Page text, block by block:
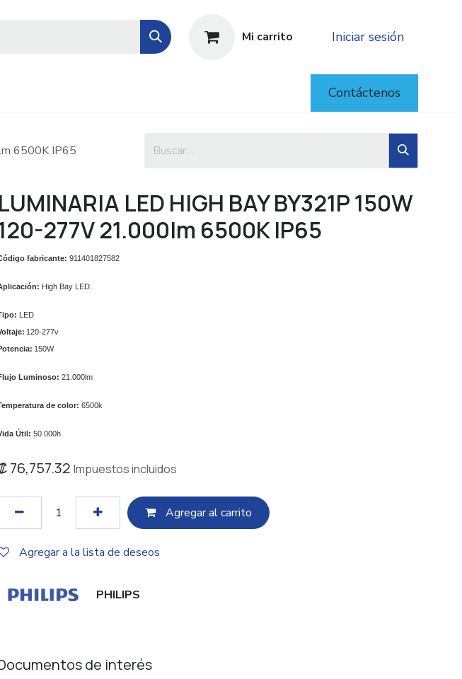
Mi carrito
Iniciar sesión
Contáctenos
6500K IP65
LUMINARIA LED HIGH BAY BY321P 150W
277V 21.000lm 6500K IP65
fabricante: 911401827582
High Bay LED.
LED
120-277v
150W
Luminoso: 21.000lm
de color: 6500k
Útil: 50 000h
76,757.32 Impuestos incluidos
Agregar al c​​arrito
Agregar a la lista de deseos
PHILIPS
de interés